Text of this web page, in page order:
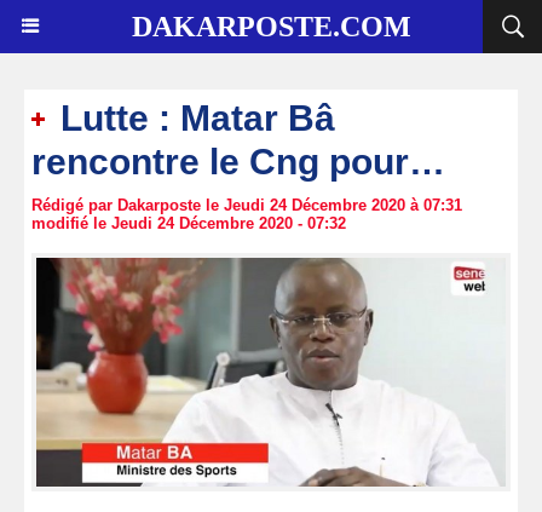
DAKARPOSTE.COM
Lutte : Matar Bâ
rencontre le Cng pour…
Rédigé par Dakarposte le Jeudi 24 Décembre 2020 à 07:31
modifié le Jeudi 24 Décembre 2020 - 07:32